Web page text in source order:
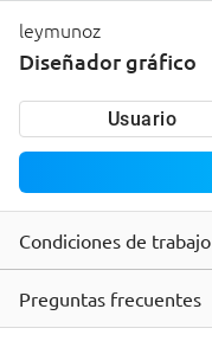
leymunoz
Diseñador gráfico
Usuario
Condiciones de trabajo
Preguntas frecuentes